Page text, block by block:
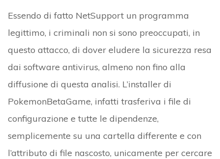
Essendo di fatto NetSupport un programma
legittimo, i criminali non si sono preoccupati, in
questo attacco, di dover eludere la sicurezza resa
dai software antivirus, almeno non fino alla
diffusione di questa analisi. L’installer di
PokemonBetaGame, infatti trasferiva i file di
configurazione e tutte le dipendenze,
semplicemente su una cartella differente e con
l’attributo di file nascosto, unicamente per cercare